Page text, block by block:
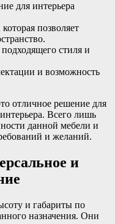
для интерьера
позволяет
стиля и
и возможность
отличное решение для
Всего лишь
данной мебели и
и желаний.
и
и габариты по
назначения. Они